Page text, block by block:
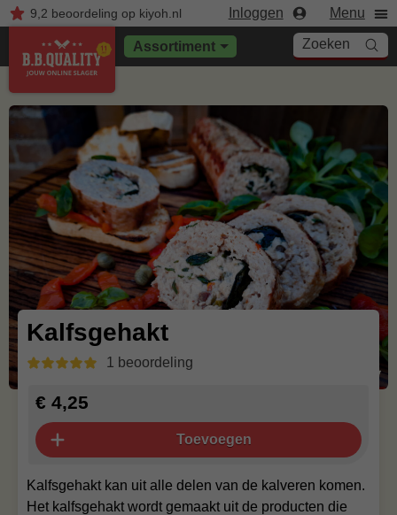
9,2 beoordelingop kiyoh.nl Inloggen Menu
Assortiment Zoeken
Kalfsgehakt
1 beoordeling
Kalfsgehakt kan uit alle delen van de kalveren komen.
Het kalfsgehakt wordt gemaakt uit de producten die
€ 4,25
Toevoegen